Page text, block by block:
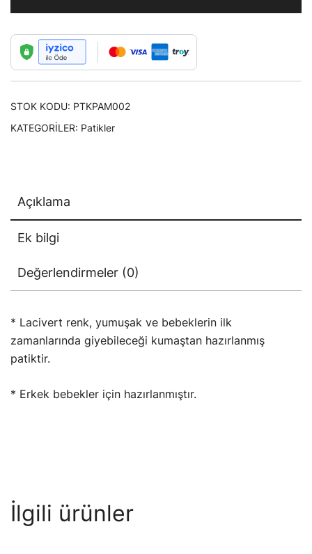
STOK KODU: PTKPAM002
KATEGORILER: Patikler
Açıklama
Ek bilgi
Değerlendirmeler (0)
* Lacivert renk, yumuşak ve bebeklerin ilk
zamanlarında giyebileceği kumaştan hazırlanmış
patiktir.
* Erkek bebekler için hazırlanmıştır.
İlgili ürünler